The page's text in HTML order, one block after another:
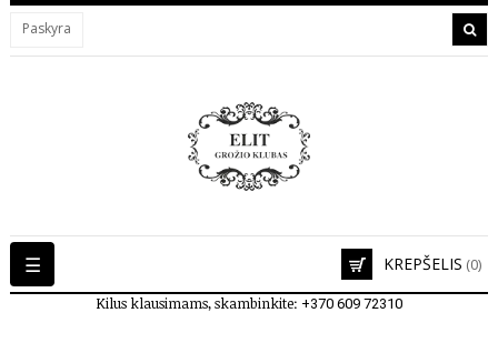
Paskyra
KREPŠELIS (0)
Toggle
navigation
☰
Kilus klausimams, skambinkite: +370 609 72310